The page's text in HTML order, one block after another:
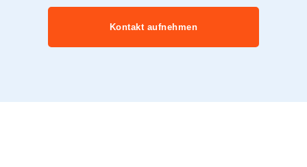
Kontakt aufnehmen